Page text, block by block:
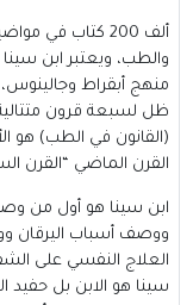
ألف 200 كتاب في
والطب، ويعتبر ابن
منهج أبقراط
ظل لسبعة قرون
(القانون في الطب)
القرن الماضي “القرن
ابن سينا ​​هو أول من
ووصف أسباب اليرقان
العلاج النفسي على
سينا هو الابن بل